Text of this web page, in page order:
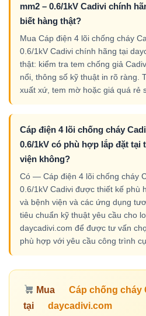
mm2 – 0.6/1kV Cadivi chính
biết hàng thật?
Mua Cáp điện 4 lõi chống cháy
0.6/1kV Cadivi chính hãng tại
thật: kiểm tra tem chống giả
nổi, thông số kỹ thuật in rõ ràng.
xuất xứ, tem mờ hoặc giá quá rẻ
Cáp điện 4 lõi chống cháy
0.6/1kV có phù hợp lắp đặt tại
viện không?
Có — Cáp điện 4 lõi chống cháy
0.6/1kV Cadivi được thiết kế phù
và bệnh viện và các ứng dụng
tiêu chuẩn kỹ thuật yêu cầu cho
daycadivi.com để được tư vấn
phù hợp với yêu cầu công trình cụ
Mua Cáp chống cháy
tại
daycadivi.com